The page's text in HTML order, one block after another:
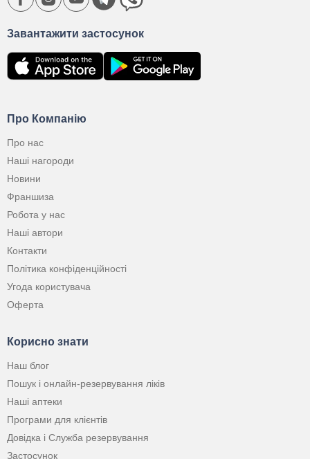
Про Компанію
Про нас
Наші нагороди
Новини
Франшиза
Робота у нас
Наші автори
Контакти
Політика конфіденційності
Угода користувача
Оферта
Корисно знати
Наш блог
Пошук і онлайн-резервування ліків
Наші аптеки
Програми для клієнтів
Довідка і Служба резервування
Застосунок
Завантажити застосунок